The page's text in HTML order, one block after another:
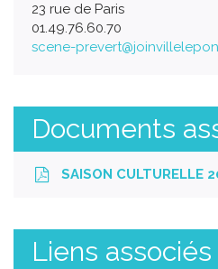
23 rue de Paris
01.49.76.60.70
scene-
Documents
SAISON CULTURELLE
Liens associés